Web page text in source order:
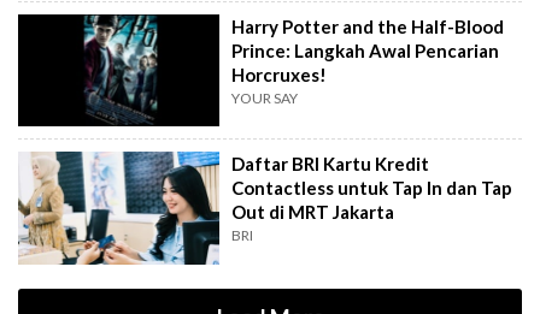
Harry Potter and the Half-Blood
Prince: Langkah Awal Pencarian
Horcruxes!
YOUR SAY
Daftar BRI Kartu Kredit
Contactless untuk Tap In dan Tap
Out di MRT Jakarta
BRI